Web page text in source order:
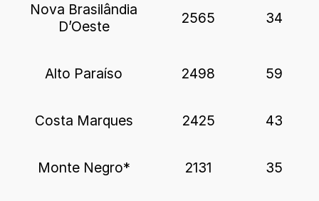
Nova Brasilândia
D’Oeste
2565 34
Alto Paraíso 2498 59
Costa Marques 2425 43
Monte Negro* 2131 35